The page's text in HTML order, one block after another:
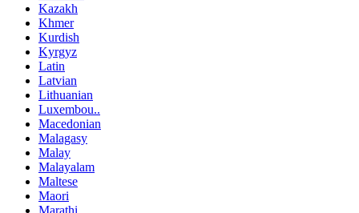
Kazakh
Khmer
Kurdish
Kyrgyz
Latin
Latvian
Lithuanian
Luxembou..
Macedonian
Malagasy
Malay
Malayalam
Maltese
Maori
Marathi